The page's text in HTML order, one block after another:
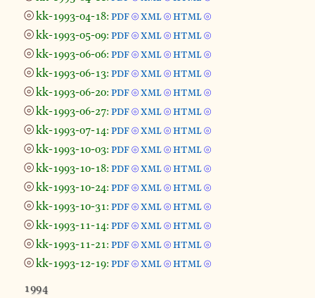
⦾kk-1993-04-18: pdf ⦾ xml ⦾ html ⦾
⦾kk-1993-05-09: pdf ⦾ xml ⦾ html ⦾
⦾kk-1993-06-06: pdf ⦾ xml ⦾ html ⦾
⦾kk-1993-06-13: pdf ⦾ xml ⦾ html ⦾
⦾kk-1993-06-20: pdf ⦾ xml ⦾ html ⦾
⦾kk-1993-06-27: pdf ⦾ xml ⦾ html ⦾
⦾kk-1993-07-14: pdf ⦾ xml ⦾ html ⦾
⦾kk-1993-10-03: pdf ⦾ xml ⦾ html ⦾
⦾kk-1993-10-18: pdf ⦾ xml ⦾ html ⦾
⦾kk-1993-10-24: pdf ⦾ xml ⦾ html ⦾
⦾kk-1993-10-31: pdf ⦾ xml ⦾ html ⦾
⦾kk-1993-11-14: pdf ⦾ xml ⦾ html ⦾
⦾kk-1993-11-21: pdf ⦾ xml ⦾ html ⦾
⦾kk-1993-12-19: pdf ⦾ xml ⦾ html ⦾
1994